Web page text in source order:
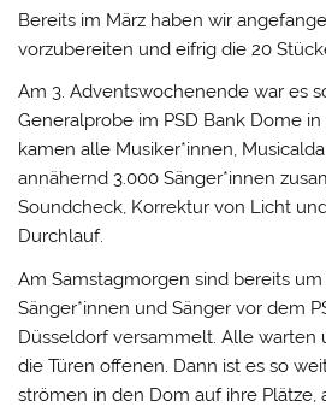
Bereits im März haben wir
vorzubereiten und eifrig die 20
Am 3. Adventswochenende war es
Generalprobe im PSD Bank Dome
kamen alle Musiker*innen,
annähernd 3.000 Sänger*innen
Soundcheck, Korrektur von Licht
Durchlauf.
Am Samstagmorgen sind bereits
Sänger*innen und Sänger vor dem
Düsseldorf versammelt. Alle warten
die Türen offenen. Dann ist es so
strömen in den Dom auf ihre Plätze,